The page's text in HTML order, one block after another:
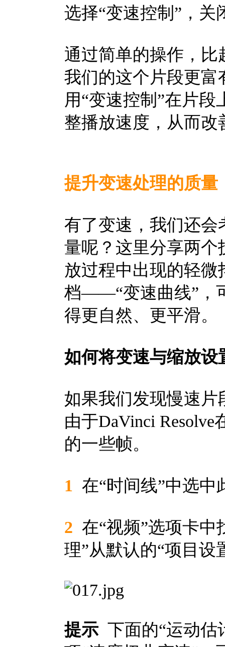
选择“变速控制”，关
通过简单的操作，
我们的这个片段更
用“变速控制”在片
整播放速度，从而改
提升变速处理的质量
有了变速，我们还
量呢？这里分享两个
放过程中出现的轻微
档——“变速曲线”，
得更自然、更平滑。
如何将变速与缩放设
如果我们发现慢速
由于DaVinci
的一些帧。
1 在“时间线”中选中
2 在“视频”选项卡中
理”从默认的“项目设
提示 下面的“运动估